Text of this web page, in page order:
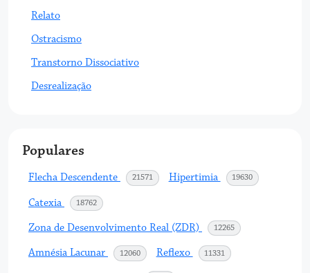
Relato
Ostracismo
Transtorno Dissociativo
Desrealização
Populares
Flecha Descendente 21571acessosHipertimia 19630acessos
Catexia 18762acessos
Zona de Desenvolvimento Real (ZDR) 12265acessos
Amnésia Lacunar 12060acessosReflexo 11331 acessos